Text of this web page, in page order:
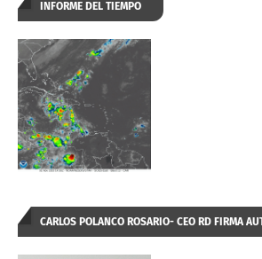
INFORME DEL TIEMPO
CARLOS POLANCO ROSARIO- CEO RD FIRMA